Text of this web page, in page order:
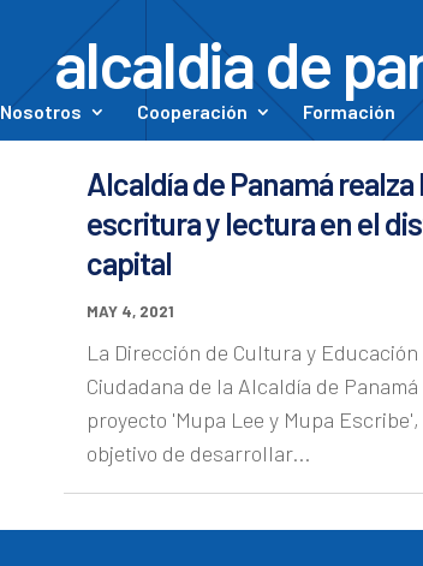
Nosotros Cooperación Formación
alcaldia de
Alcaldía de Panamá realza
escritura y lectura en el
capital
MAY 4, 2021
La Dirección de Cultura y Educación
Ciudadana de la Alcaldía de
proyecto 'Mupa Lee y Mupa
objetivo de desarrollar...